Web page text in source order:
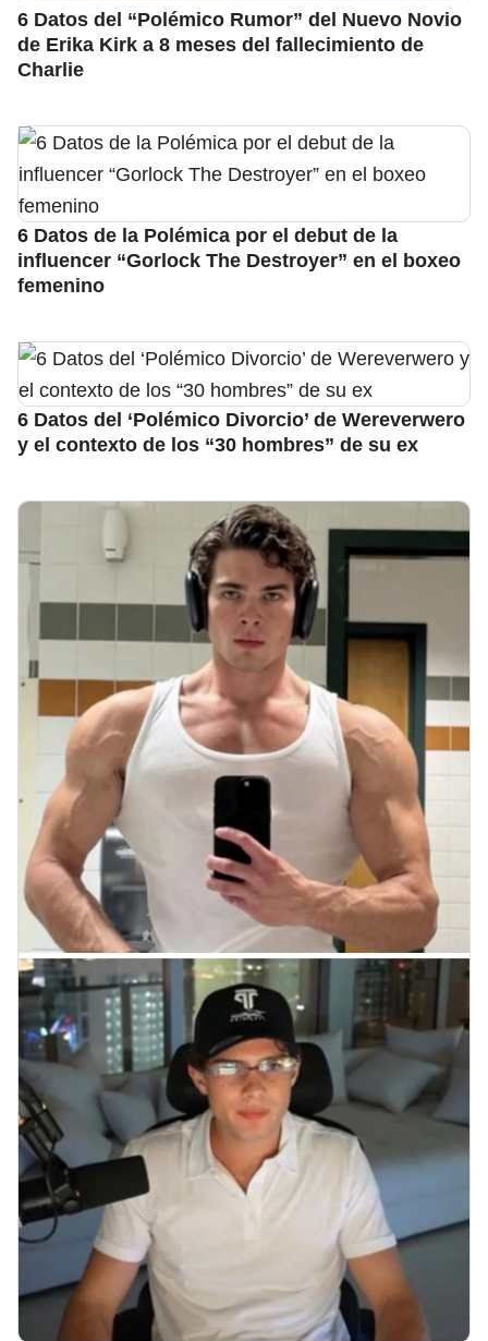
6 Datos del “Polémico Rumor” del Nuevo Novio
de Erika Kirk a 8 meses del fallecimiento de
Charlie
6 Datos de la Polémica por el debut de la
influencer “Gorlock The Destroyer” en el boxeo
femenino
6 Datos del ‘Polémico Divorcio’ de Wereverwero
y el contexto de los “30 hombres” de su ex